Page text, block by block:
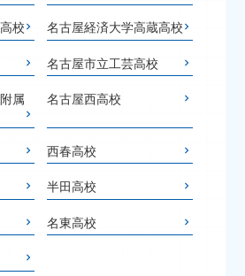
校 名古屋経済大学高蔵高校
名古屋市立工芸高校
属
名古屋西高校
西春高校
半田高校
名東高校